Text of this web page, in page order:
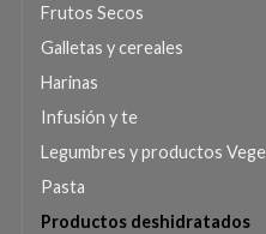
Frutos Secos
Galletas y cereales
Harinas
Infusión y te
Legumbres y productos
Pasta
Productos deshidratados